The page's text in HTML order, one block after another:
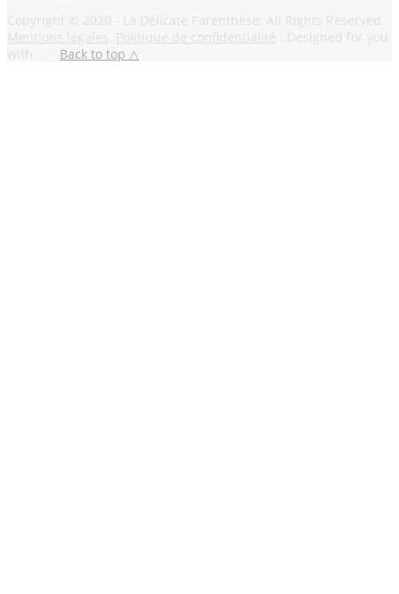
Copyright © 2020 - La Délicate Parenthèse. All Rights Reserved.
Mentions légales Politique de confidentialité . Designed for you
with ♡ - Back to top △